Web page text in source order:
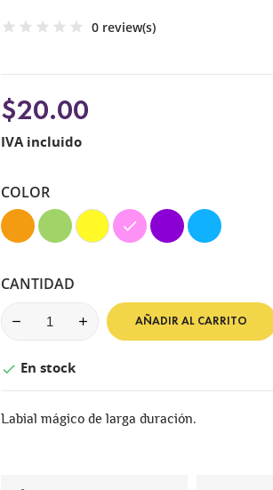
0 review(s)
$20.00
IVA incluido
COLOR
NaranjaVerde AmarilloRosa MoradoAzul
CANTIDAD
AÑADIR AL CARRITO
 En stock
Labial mágico de larga duración.